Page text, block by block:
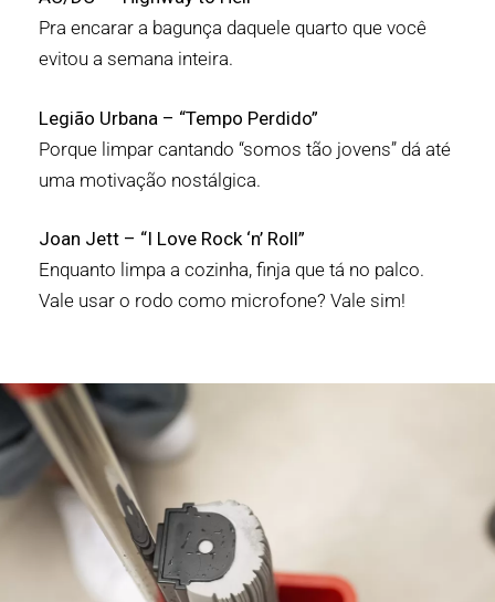
Pra encarar a bagunça daquele quarto que você
evitou a semana inteira.
Legião Urbana – “Tempo Perdido”
Porque limpar cantando “somos tão jovens” dá até
uma motivação nostálgica.
Joan Jett – “I Love Rock ‘n’ Roll”
Enquanto limpa a cozinha, finja que tá no palco.
Vale usar o rodo como microfone? Vale sim!